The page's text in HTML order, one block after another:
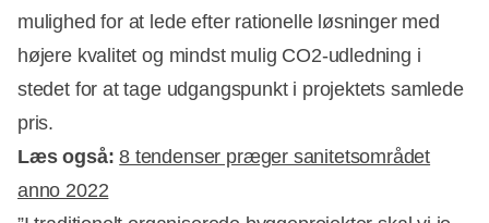
mulighed for at lede efter rationelle løsninger med
højere kvalitet og mindst mulig CO2-udledning i
stedet for at tage udgangspunkt i projektets samlede
pris.
Læs også: 8 tendenser præger sanitetsområdet
anno 2022